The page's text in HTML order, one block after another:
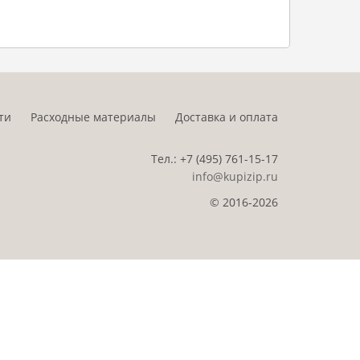
Расходные материалы Доставка и оплата
Тел.: +7 (495) 761-15-17
info@kupizip.ru
© 2016-2026